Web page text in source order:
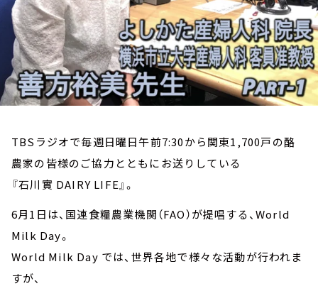
TBSラジオで毎週日曜日午前7:30から関東1,700戸の酪
農家の皆様のご協力とともにお送りしている
『石川實 DAIRY LIFE』。
6月1日は、国連食糧農業機関（FAO）が提唱する、World
Milk Day。
World Milk Day では、世界各地で様々な活動が行われま
すが、